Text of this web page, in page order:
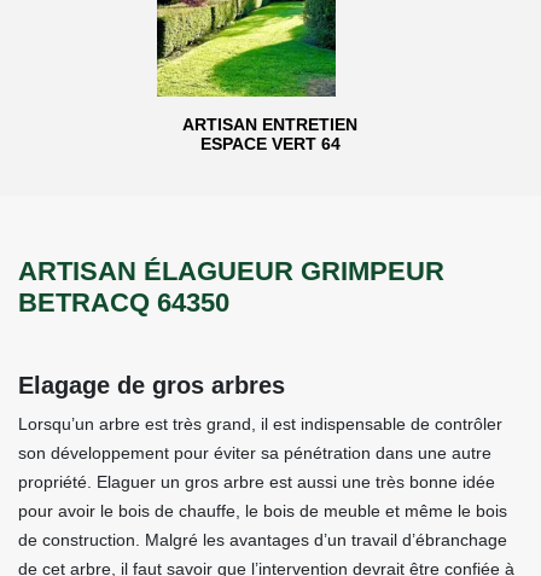
ARTISAN ENTRETIEN
ESPACE VERT 64
ARTISAN ÉLAGUEUR GRIMPEUR
BETRACQ 64350
Elagage de gros arbres
Lorsqu’un arbre est très grand, il est indispensable de contrôler
son développement pour éviter sa pénétration dans une autre
propriété. Elaguer un gros arbre est aussi une très bonne idée
pour avoir le bois de chauffe, le bois de meuble et même le bois
de construction. Malgré les avantages d’un travail d’ébranchage
de cet arbre, il faut savoir que l’intervention devrait être confiée à